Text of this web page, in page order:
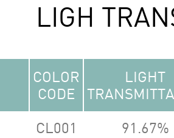
LIGH
COLOR
CODE
LIGHT
CL001
91.67%